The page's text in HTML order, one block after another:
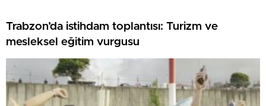
Trabzon’da istihdam toplantısı: Turizm ve
mesleksel eğitim vurgusu